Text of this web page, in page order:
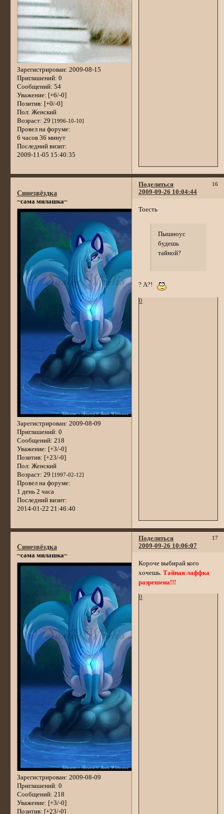
Зарегистрирован: 2009-08-15
Приглашений: 0
Сообщений: 54
Уважение: [+6/-0]
Позитив: [+0/-0]
Пол: Женский
Возраст: 29 [1996-10-10]
Провел на форуме:
6 часов 36 минут
Последний визит:
2009-11-05 15:40:35
Поделиться 16
2009-09-26 10:04:44
Синезвёздка
~сама милашка~
Зарегистрирован: 2009-08-09
Приглашений: 0
Сообщений: 218
Уважение: [+3/-0]
Позитив: [+23/-0]
Пол: Женский
Возраст: 29 [1997-02-12]
Провел на форуме:
1 день 2 часа
Последний визит:
2014-01-22 21:46:40
Тоесть
Пышноус
будешь
тайной?
? А?!
0
Поделиться 17
2009-09-26 10:06:07
Синезвёздка
~сама милашка~
Зарегистрирован: 2009-08-09
Приглашений: 0
Сообщений: 218
Уважение: [+3/-0]
Позитив: [+23/-0]
Короче выбирай кого
хочешь.Тайная лаффка
разрешена!!!
0